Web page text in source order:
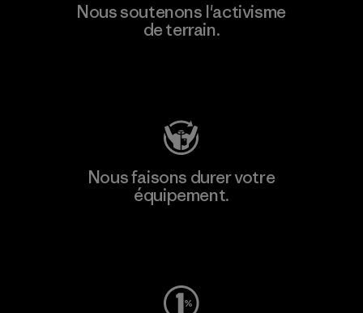
Nous soutenons l'activisme
de terrain.
Nous faisons durer votre
équipement.